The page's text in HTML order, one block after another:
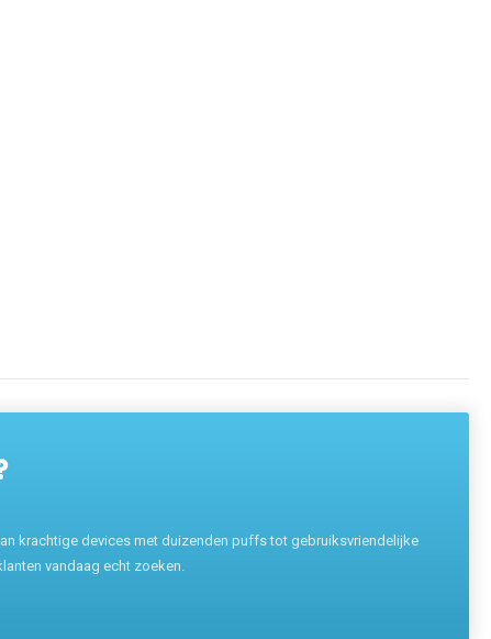
krachtige devices met duizenden puffs tot gebruiksvriendelijke
vandaag echt zoeken.